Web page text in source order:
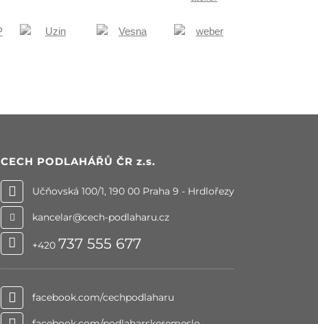
CECH PODLAHÁŘŮ ČR z.s.
Učňovská 100/1, 190 00 Praha 9 - Hrdlořezy
kancelar@cech-podlaharu.cz
+420 737 555 677
facebook.com/cechpodlaharu